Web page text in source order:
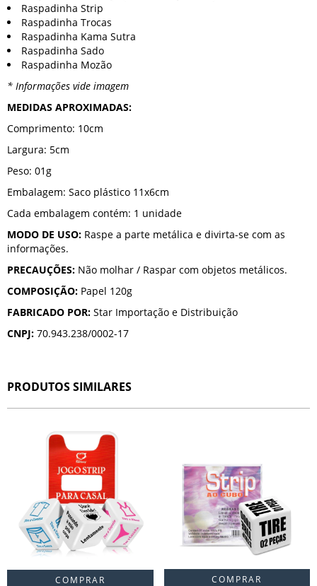
Raspadinha Strip
Raspadinha Trocas
Raspadinha Kama Sutra
Raspadinha Sado
Raspadinha Mozão
* Informações vide imagem
MEDIDAS APROXIMADAS:
Comprimento: 10cm
Largura: 5cm
Peso: 01g
Embalagem: Saco plástico 11x6cm
Cada embalagem contém: 1 unidade
MODO DE USO: Raspe a parte metálica e divirta-se com as
informações.
PRECAUÇÕES: Não molhar / Raspar com objetos metálicos.
COMPOSIÇÃO: Papel 120g
FABRICADO POR: Star Importação e Distribuição
CNPJ: 70.943.238/0002-17
PRODUTOS SIMILARES